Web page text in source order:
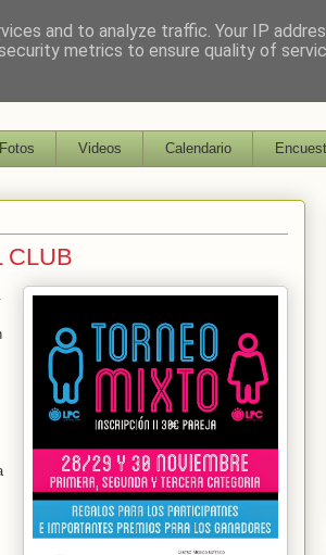
Fotos Videos Calendario
CLUB
and to analyze traffic. Your IP
metrics to ensure quality of